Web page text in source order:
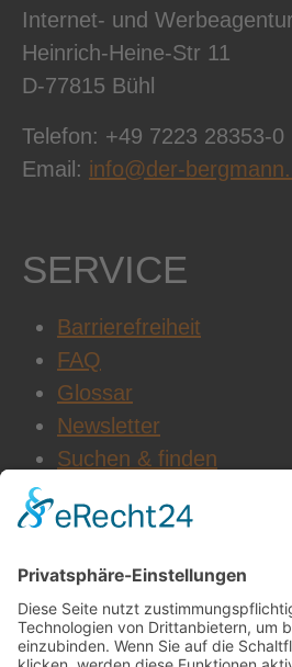
Internet- und Werbeagentur
Heinrich-Heine-Str 11
D-77815 Bühl
Telefon: +49 7223 28353-0
Email: info@der-
SERVICE
Barrierefreiheit
FAQ
Glossar
Newsletter
Suchen & finden
WEITERE
Datenschutz
Impressum